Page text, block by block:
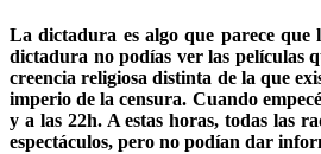
La dictadura es algo que parece
dictadura no podías ver las películas
creencia religiosa distinta de la que
imperio de la censura. Cuando
y a las 22h. A estas horas, todas las
espectáculos, pero no podían dar